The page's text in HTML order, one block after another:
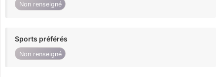
Non renseigné
Sports préférés
Non renseigné